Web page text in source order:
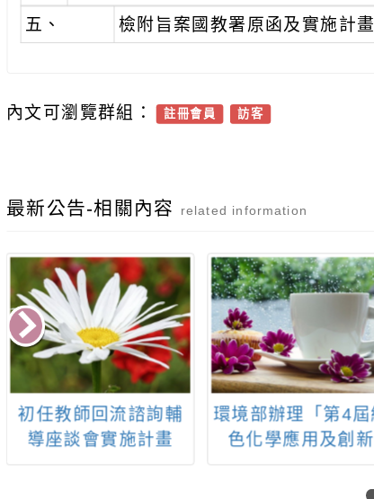
五、
檢附旨案國教署原函及實施計
內文可瀏覽群組： 註冊會員 訪客
最新公告-相關內容 related information
初任教師回流諮詢輔
導座談會實施計畫
環境部辦理「第4屆
色化學應用及創新